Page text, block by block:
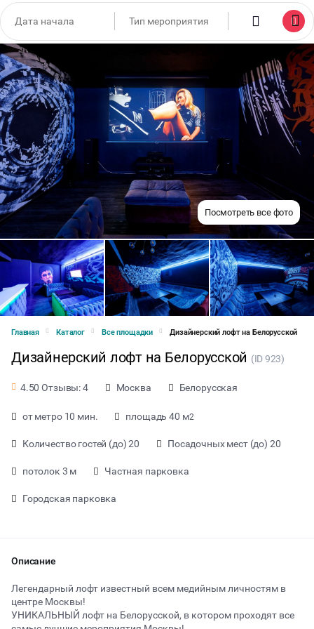
Посмотреть все фото
Главная Каталог Все площадки Дизайнерский лофт на Белорусской
Дизайнерский лофт на Белорусской (ID 923)
4.50 Отзывы: 4 Москва Белорусская
от метро 10 мин. площадь 40 м2
Количество гостей (до) 20 Посадочных мест (до) 20
потолок 3 м Частная парковка
Городская парковка
Описание
Легендарный лофт известный всем медийным личностям в
центре Москвы!
УНИКАЛЬНЫЙ лофт на Белорусской, в котором проходят все
от 4000 ₽ за час
Тип мероприятия